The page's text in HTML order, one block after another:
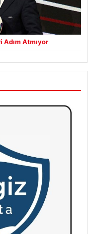
Adım Atmıyor